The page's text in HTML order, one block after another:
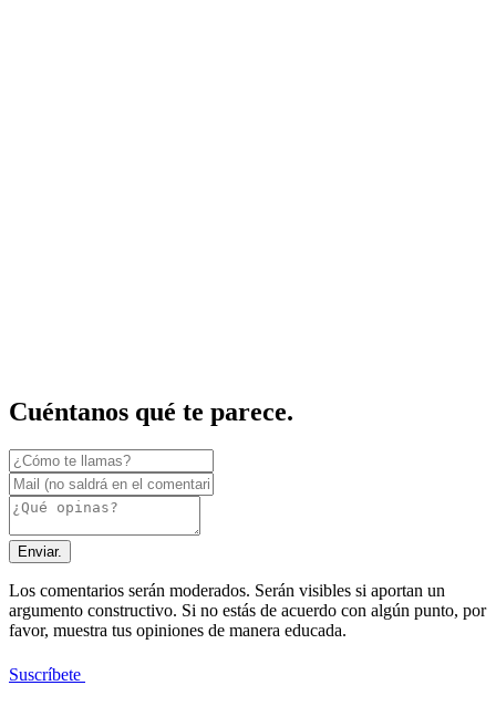
Cuéntanos qué te parece.
Enviar.
Los comentarios serán moderados. Serán visibles si aportan un
argumento constructivo. Si no estás de acuerdo con algún punto, por
favor, muestra tus opiniones de manera educada.
Suscríbete